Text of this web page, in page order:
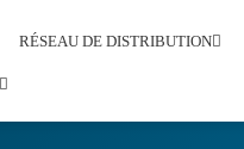
RÉSEAU DE DISTRIBUTION